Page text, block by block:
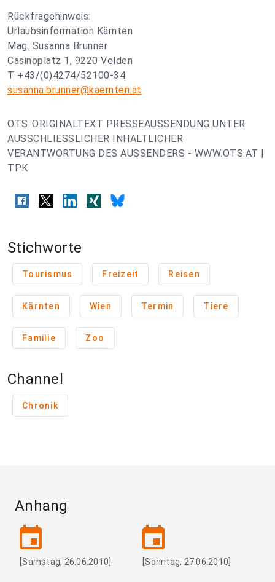
Rückfragehinweis:
Urlaubsinformation Kärnten
Mag. Susanna Brunner
Casinoplatz 1, 9220 Velden
T +43/(0)4274/52100-34
susanna.brunner@kaernten.at
OTS-ORIGINALTEXT PRESSEAUSSENDUNG UNTER
AUSSCHLIESSLICHER INHALTLICHER
VERANTWORTUNG DES AUSSENDERS - WWW.OTS.AT |
TPK
Stichworte
Tourismus Freizeit Reisen
Kärnten Wien Termin Tiere
Familie Zoo
Channel
Chronik
Anhang
event
[Samstag, 26.06.2010]
event
[Sonntag, 27.06.2010]